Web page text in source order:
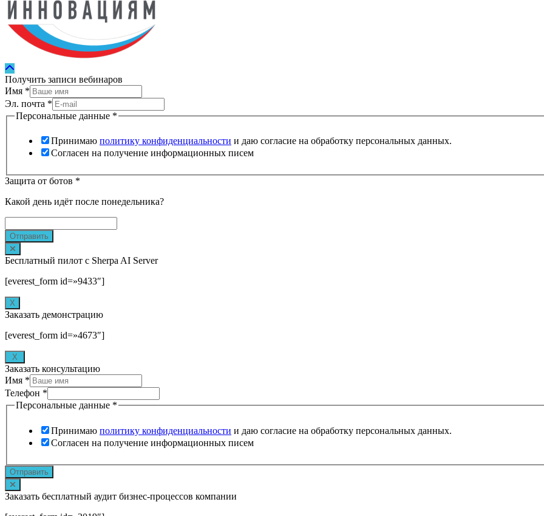
Получить записи вебинаров
Имя *
Эл. почта *
Персональные данные *
Принимаю политику конфиденциальности и даю согласие на обработку персональных данных.
Согласен на получение информационных писем
Защита от ботов *
Какой день идёт после понедельника?
Отправить
Бесплатный пилот с Sherpa AI Server
[everest_form id=»9433″]
Х
Заказать демонстрацию
[everest_form id=»4673″]
X
Заказать консультацию
Имя *
Телефон *
Персональные данные *
Принимаю политику конфиденциальности и даю согласие на обработку персональных данных.
Согласен на получение информационных писем
Отправить
Заказать бесплатный аудит бизнес-процессов компании